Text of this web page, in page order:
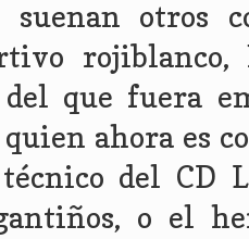
suenan otros
rojiblanco,
que fuera
quien ahora es
del CD
o el